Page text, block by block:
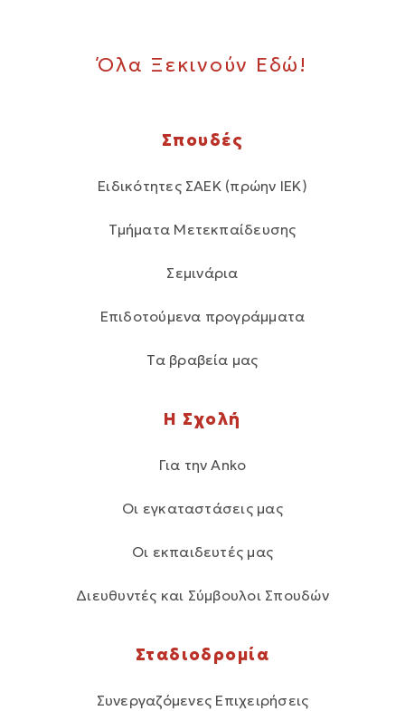
Όλα Ξεκινούν Εδώ!
Σπουδές
Ειδικότητες ΣΑΕΚ (πρώην ΙΕΚ)
Τμήματα Μετεκπαίδευσης
Σεμινάρια
Επιδοτούμενα προγράμματα
Τα βραβεία μας
Η Σχολή
Για την Anko
Οι εγκαταστάσεις μας
Οι εκπαιδευτές μας
Διευθυντές και Σύμβουλοι Σπουδών
Σταδιοδρομία
Συνεργαζόμενες Επιχειρήσεις